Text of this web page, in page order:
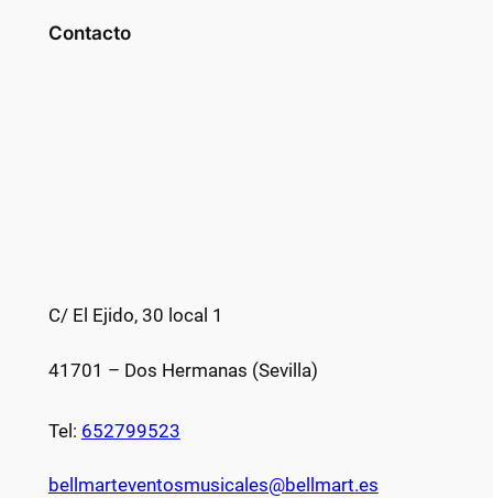
Contacto
C/ El Ejido, 30 local 1
41701 – Dos Hermanas (Sevilla)
Tel: 652799523
bellmarteventosmusicales@bellmart.es